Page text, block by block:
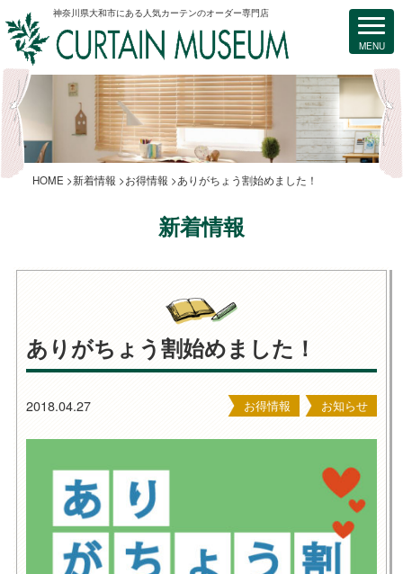
神奈川県大和市にある人気カーテンのオーダー専門店
HOME 新着情報 お得情報 ありがちょう割始めました！
新着情報
ありがちょう割始めました！
2018.04.27 お得情報 お知らせ